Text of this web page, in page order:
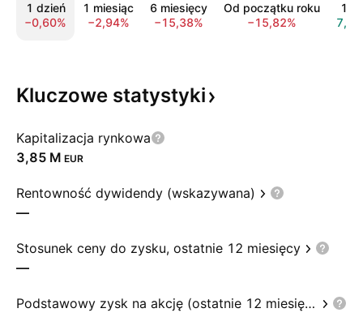
1 dzień
−0,60%
1 miesiąc
−2,94%
6 miesięcy
−15,38%
Od początku roku
−15,82%
1
Kluczowe statystyki
Kapitalizacja rynkowa
‪3,85 M‬ EUR
Rentowność dywidendy (wskazywana)
—
Stosunek ceny do zysku, ostatnie 12 miesięcy
—
Podstawowy zysk na akcję (ostatnie 12 miesięcy)